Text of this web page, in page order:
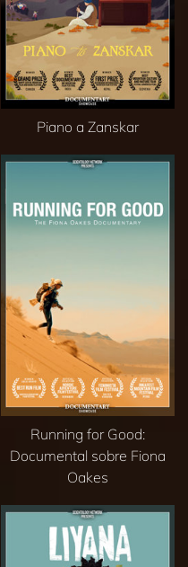
Piano a Zanskar
Running for Good:
Documental sobre Fiona
Oakes